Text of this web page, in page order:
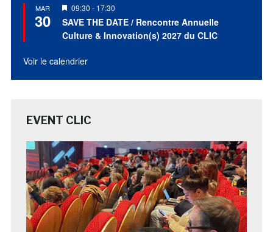
MAR
30
Mis
en
avant
09:30 - 17:30
SAVE THE DATE / Rencontre Annuelle
Culture & Innovation(s) 2027 du CLIC
Voir le calendrier
EVENT CLIC